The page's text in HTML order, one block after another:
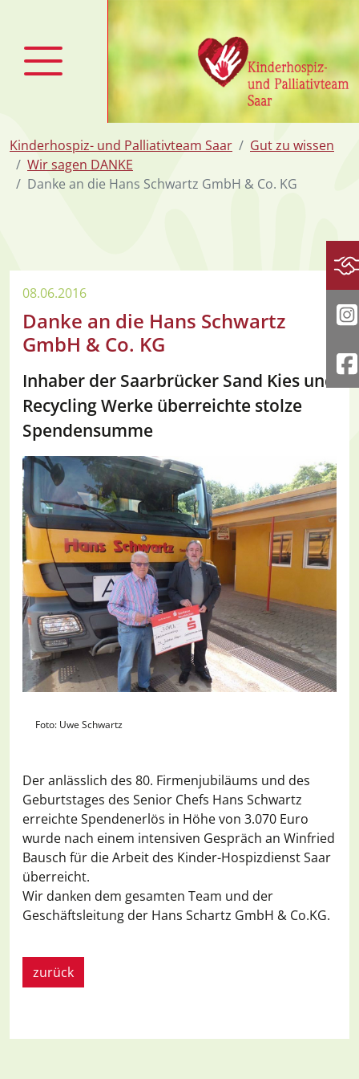
Kinderhospiz- und Palliativteam Saar
Gut zu wissen
Wir sagen DANKE
Danke an die Hans Schwartz GmbH & Co. KG
08.06.2016
Danke an die Hans Schwartz
GmbH & Co. KG
Inhaber der Saarbrücker Sand Kies und
Recycling Werke überreichte stolze
Spendensumme
Der anlässlich des 80. Firmenjubiläums und des
Geburtstages des Senior Chefs Hans Schwartz
erreichte Spendenerlös in Höhe von 3.070 Euro
wurde nach einem intensiven Gespräch an Winfried
Bausch für die Arbeit des Kinder-Hospizdienst Saar
überreicht.
Wir danken dem gesamten Team und der
Geschäftsleitung der Hans Schartz GmbH & Co.KG.
Foto: Uwe Schwartz
zurück